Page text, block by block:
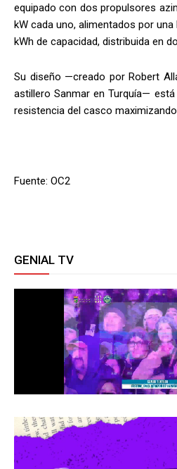
equipado con dos propulsores
kW cada uno, alimentados por
kWh de capacidad, distribuida en
Su diseño —creado por Robert
astillero Sanmar en Turquía—
resistencia del casco
Fuente: OC2
GENIAL TV